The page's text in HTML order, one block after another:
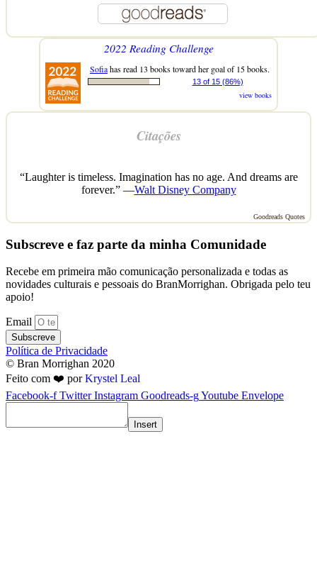
2022 Reading Challenge
Sofiahas read 13 books toward her goal of 15 books.
13 of 15 (86%)
view books
Citações
“Laughter is timeless. Imagination has no age. And dreams are
forever.” —Walt Disney Company
Goodreads Quotes
Subscreve e faz parte da minha Comunidade
Recebe em primeira mão comunicação personalizada e todas as
novidades culturais e pessoais do BranMorrighan. Obrigada pelo teu
apoio!
Email
Subscreve
Política de Privacidade
© Bran Morrighan 2020
Feito com ❤️ porKrystel Leal
Facebook-f Twitter Instagram Goodreads-gYoutube Envelope
Insert